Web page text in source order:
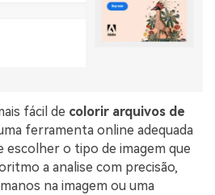
fácil de colorir arquivos de
ferramenta online adequada
escolher o tipo de imagem que
a analise com precisão,
na imagem ou uma